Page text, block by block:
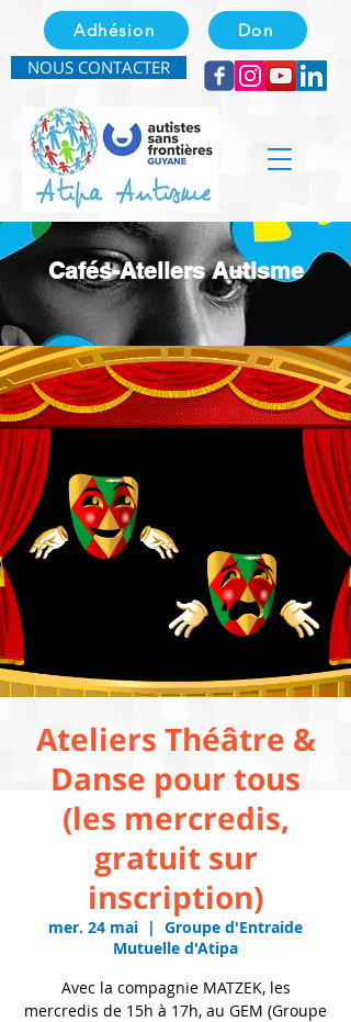
Adhésion Don
NOUS CONTACTER
Cafés-Ateliers Autisme
Ateliers Théâtre &
Danse pour tous
(les mercredis,
gratuit sur
inscription)
mer. 24 mai
  |
Groupe d'Entraide
Mutuelle d'Atipa
Avec la compagnie MATZEK, les
mercredis de 15h à 17h, au GEM (Groupe